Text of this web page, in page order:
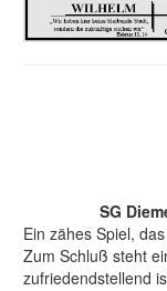
SG
Ein zähes Spiel,
Zum Schluß steht
zufriedendstellend